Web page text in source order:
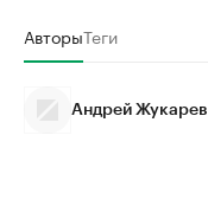
АвторыТеги
Андрей Жукарев